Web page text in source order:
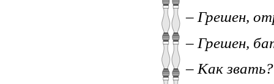
– Грешен,
– Грешен,
– Как звать?